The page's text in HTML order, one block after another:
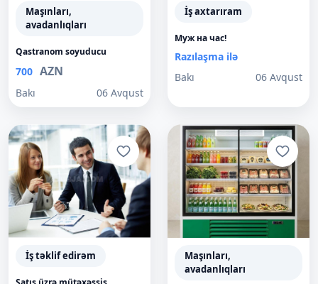
Maşınları,
avadanlıqları
Qastranom soyuducu
700 AZN
Bakı 06 Avqust
İş axtarıram
Муж на час!
Razılaşma ilə
Bakı
06 Avqust
İş təklif edirəm
Maşınları,
avadanlıqları